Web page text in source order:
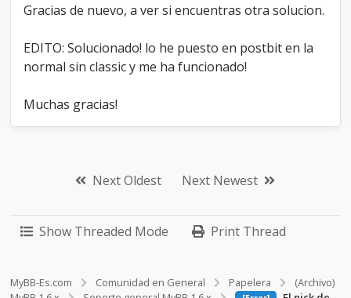
Gracias de nuevo, a ver si encuentras otra solucion.
EDITO: Solucionado! lo he puesto en postbit en la
normal sin classic y me ha funcionado!
Muchas gracias!
Next Oldest Next Newest
Show Threaded Mode Print Thread
MyBB-Es.com Comunidad en General Papelera
(Archivo)